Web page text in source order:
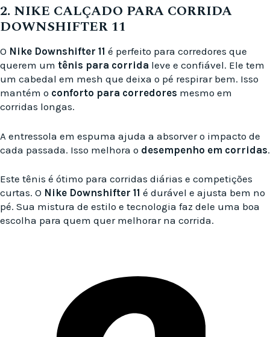
2. NIKE CALÇADO PARA CORRIDA
DOWNSHIFTER 11
O Nike Downshifter 11 é perfeito para corredores que
querem um tênis para corrida leve e confiável. Ele tem
um cabedal em mesh que deixa o pé respirar bem. Isso
mantém o conforto para corredores mesmo em
corridas longas.
A entressola em espuma ajuda a absorver o impacto de
cada passada. Isso melhora o desempenho em corridas.
Este tênis é ótimo para corridas diárias e competições
curtas. O Nike Downshifter 11 é durável e ajusta bem no
pé. Sua mistura de estilo e tecnologia faz dele uma boa
escolha para quem quer melhorar na corrida.